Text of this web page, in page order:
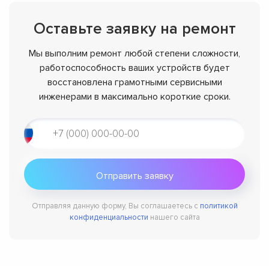
Оставьте заявку на ремонт
Мы выполним ремонт любой степени сложности,
работоспособность ваших устройств будет
восстановлена грамотными сервисными
инженерами в максимально короткие сроки.
Отправляя данную форму, Вы соглашаетесь с политикой
конфиденциальности нашего сайта